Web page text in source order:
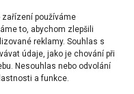
zařízení používáme
to, abychom zlepšili
reklamy. Souhlas s
údaje, jako je chování při
Nesouhlas nebo odvolání
a funkce.
2007
zakázáno.